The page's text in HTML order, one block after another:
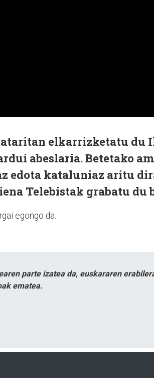
elkarrizketatu du
abeslaria. Betetako
edota kataluniaz aritu
Telebistak grabatu du
egongo da.
parte izatea da, euskararen
ematea.